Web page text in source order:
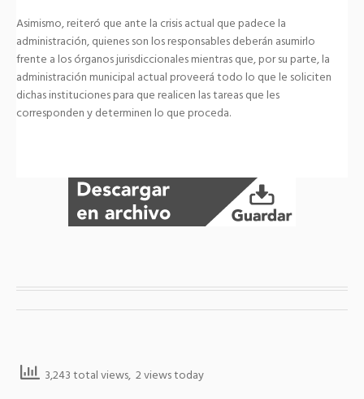
Asimismo, reiteró que ante la crisis actual que padece la
administración, quienes son los responsables deberán asumirlo
frente a los órganos jurisdiccionales mientras que, por su parte, la
administración municipal actual proveerá todo lo que le soliciten
dichas instituciones para que realicen las tareas que les
corresponden y determinen lo que proceda.
3,243 total views, 2 views today